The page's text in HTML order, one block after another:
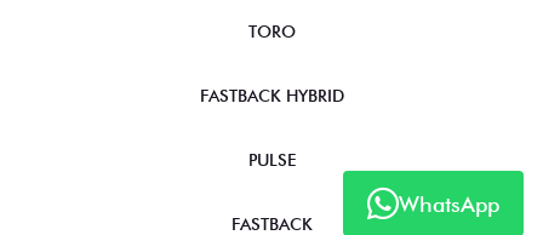
WhatsApp
TORO
FASTBACK HYBRID
PULSE
FASTBACK